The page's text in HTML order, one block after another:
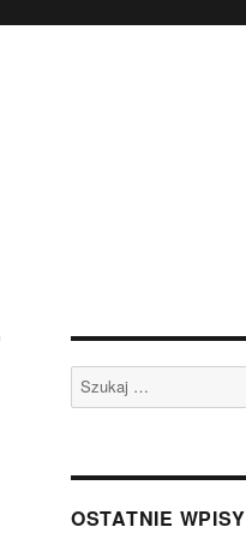
Szukaj:
OSTATNIE WPISY